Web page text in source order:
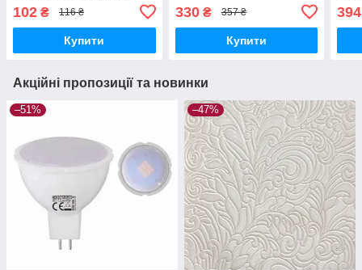
102 ₴ 116 ₴
Купити
330₴ 357 ₴
Купити
394
Акційні пропозиції та новинки
–51% –47%